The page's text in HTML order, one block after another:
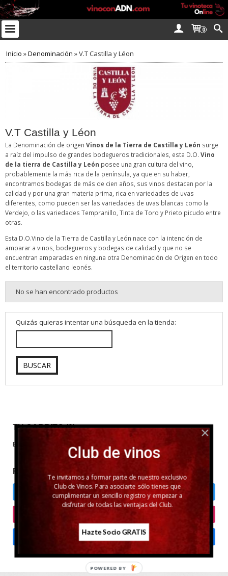
0
TU CARRITO (0)
El carrito de la compra está vacío
REDES SOCIALES
Inicio »Denominación »V.T Castilla y Léon
V.T Castilla y Léon
La Denominación de origen Vinos de la Tierra de Castilla y León surge
a raíz del impulso de grandes bodegueros tradicionales, esta D.O. Vino
de la tierra de Castilla y León posee una gran cultura del vino,
probablemente la más rica de la península, ya que en su haber,
encontramos bodegas de más de cien años, sus vinos destacan por la
calidad y por una gran materia prima, rica en variedades de uvas
diferentes, como pueden ser las variedades de uvas blancas como la
Verdejo, o las variedades Tempranillo, Tinta de Toro y Prieto picudo entre
otras.
Esta D.O.Vino de la Tierra de Castilla y León nace con la intención de
amparar a vinos, bodegueros y bodegas de calidad y que no se
encuentran amparadas en ninguna otra Denominación de Origen en todo
el territorio castellano leonés.
No se han encontrado productos
Quizás quieras intentar una búsqueda en la tienda:
Club de vinos
Te invitamos a formar parte de nuestro exclusivo
Club de Vinos. Para asociarte sólo tienes que
cumplimentar un sencillo registro y empezar a
disfrutar de todas las ventajas del Club.
Hazte Socio GRATIS
POWERED BY